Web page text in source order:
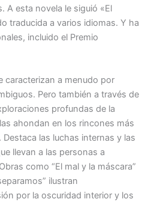
A esta novela le siguió «El
traducida a varios idiomas. Y ha
incluido el Premio
caracterizan a menudo por
Pero también a través de
profundas de la
ahondan en los rincones más
las luchas internas y las
llevan a las personas a
como “El mal y la máscara”
ilustran
por la oscuridad interior y los